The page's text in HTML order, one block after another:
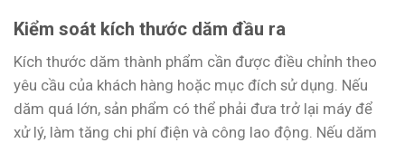
Kiểm soát kích thước dăm đầu ra
Kích thước dăm thành phẩm cần được điều chỉnh theo
yêu cầu của khách hàng hoặc mục đích sử dụng. Nếu
dăm quá lớn, sản phẩm có thể phải đưa trở lại máy để
xử lý, làm tăng chi phí điện và công lao động. Nếu dăm